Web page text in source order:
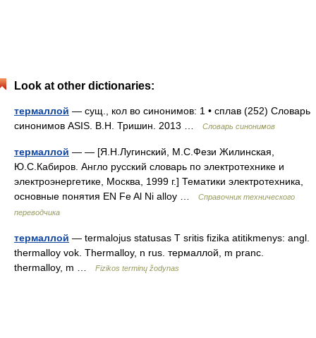
Look at other dictionaries:
термаллой — сущ., кол во синонимов: 1 • сплав (252) Словарь
синонимов ASIS. В.Н. Тришин. 2013 …
Словарь синонимов
термаллой — — [Я.Н.Лугинский, М.С.Фези Жилинская,
Ю.С.Кабиров. Англо русский словарь по электротехнике и
электроэнергетике, Москва, 1999 г.] Тематики электротехника,
основные понятия EN Fe Al Ni alloy …
Справочник технического
переводчика
термаллой — termalojus statusas T sritis fizika atitikmenys: angl.
thermalloy vok. Thermalloy, n rus. термаллой, m pranc.
thermalloy, m …
Fizikos terminų žodynas